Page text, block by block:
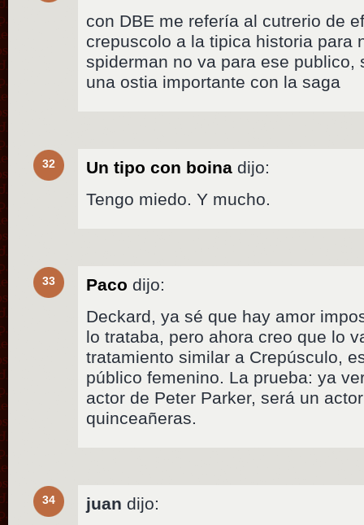
con DBE me refería al cutrerio de
crepuscolo a la tipica historia para
spiderman no va para ese publico,
una ostia importante con la saga
32 Un tipo con boina dijo:
Tengo miedo. Y mucho.
33 Paco dijo:
Deckard, ya sé que hay amor
lo trataba, pero ahora creo que lo
tratamiento similar a Crepúsculo,
público femenino. La prueba: ya
actor de Peter Parker, será un
quinceañeras.
34 juan dijo: